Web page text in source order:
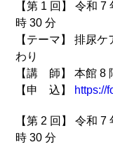
【第 1 回】 令和
時 30 分
【テーマ】 排尿
わり
【講 師】 本館 8
【申 込】 https://
【第 2 回】 令和
時 30 分